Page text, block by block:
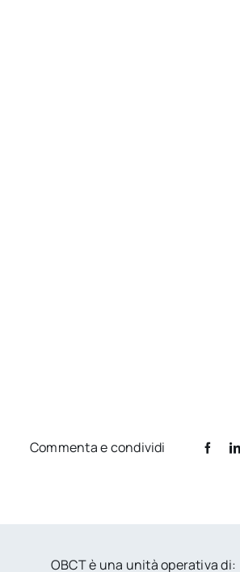
Commenta e condividi
OBCT è una unità operativa di: